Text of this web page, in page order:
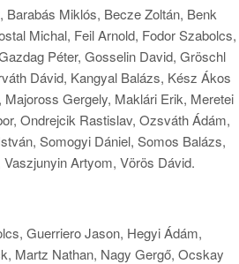
Barabás Miklós, Becze Zoltán, Benk
Michal, Feil Arnold, Fodor Szabolcs,
Péter, Gosselin David, Gröschl
Dávid, Kangyal Balázs, Kész Ákos
Gergely, Maklári Erik, Meretei
Ondrejcik Rastislav, Ozsváth Ádám,
Somogyi Dániel, Somos Balázs,
Artyom, Vörös Dávid.
Guerriero Jason, Hegyi Ádám,
Martz Nathan, Nagy Gergő, Ocskay